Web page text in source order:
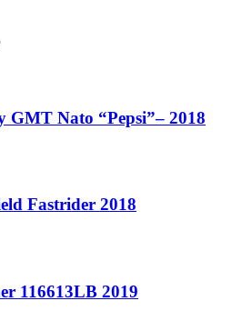
GMT Nato “Pepsi”– 2018
Fastrider 2018
116613LB 2019